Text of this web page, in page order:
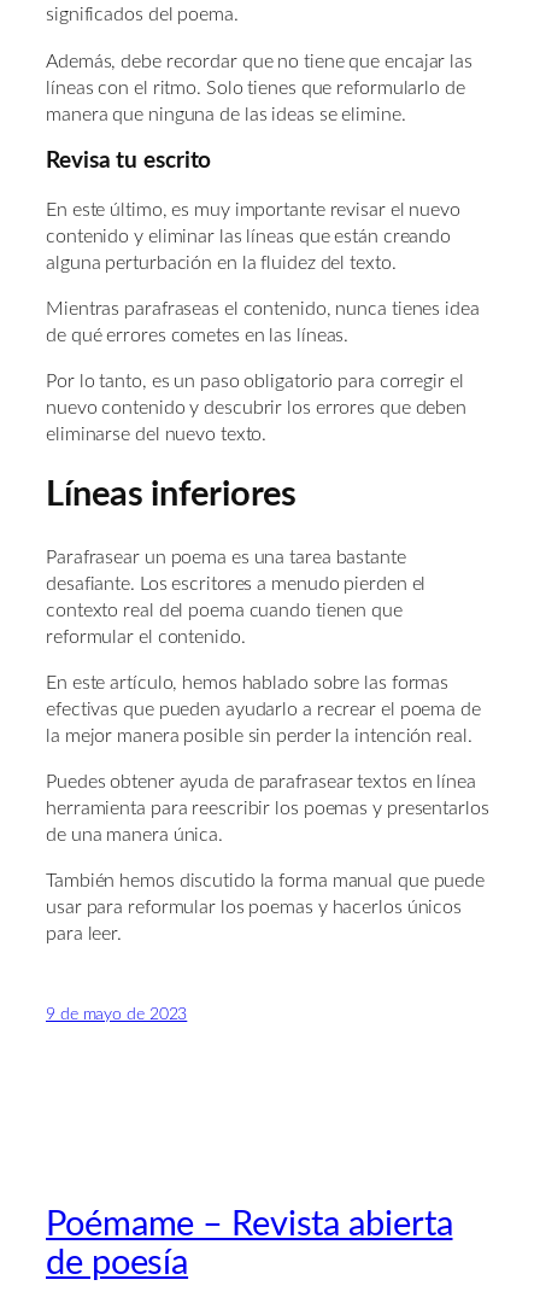
significados del poema.
Además, debe recordar que no tiene que encajar las
líneas con el ritmo. Solo tienes que reformularlo de
manera que ninguna de las ideas se elimine.
Revisa tu escrito
En este último, es muy importante revisar el nuevo
contenido y eliminar las líneas que están creando
alguna perturbación en la fluidez del texto.
Mientras parafraseas el contenido, nunca tienes idea
de qué errores cometes en las líneas.
Por lo tanto, es un paso obligatorio para corregir el
nuevo contenido y descubrir los errores que deben
eliminarse del nuevo texto.
Líneas inferiores
Parafrasear un poema es una tarea bastante
desafiante. Los escritores a menudo pierden el
contexto real del poema cuando tienen que
reformular el contenido.
En este artículo, hemos hablado sobre las formas
efectivas que pueden ayudarlo a recrear el poema de
la mejor manera posible sin perder la intención real.
Puedes obtener ayuda de parafrasear textos en línea
herramienta para reescribir los poemas y presentarlos
de una manera única.
También hemos discutido la forma manual que puede
usar para reformular los poemas y hacerlos únicos
para leer.
9 de mayo de 2023
Poémame – Revista abierta
de poesía